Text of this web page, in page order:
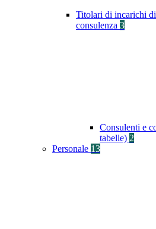
Titolari di incarichi
consulenza 3
Consulenti e
tabelle) 2
Personale 13